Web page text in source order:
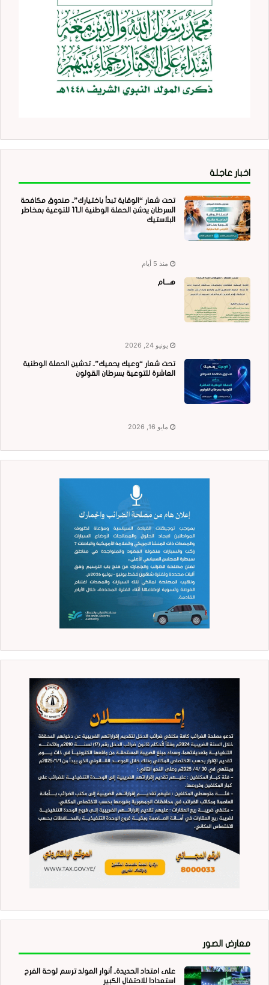
اخبار عاجلة
تحت شعار “الوقاية تبدأ باختيارك”.. صندوق مكافحة
السرطان يدشن الحملة الوطنية الـ11 للتوعية بمخاطر
البلاستيك
منذ 5 أيام
هــــام
يونيو 24, 2026
تحت شعار “وعيك يحميك”.. تدشين الحملة الوطنية
العاشرة للتوعية بسرطان القولون
مايو 16, 2026
معارض الصور
على امتداد الحديدة.. أنوار المولد ترسم لوحة الفرح
استعدادا للاحتفال الكبير